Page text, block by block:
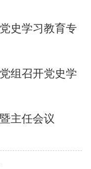
史学习教育专
组召开党史学
主任会议